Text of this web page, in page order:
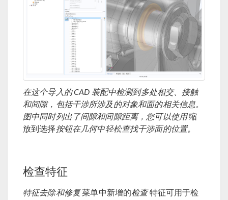
在这个导入的 CAD 装配中检测到多处相交、接触
和间隙，包括干涉所涉及的对象和面的相关信息。
图中同时列出了间隙和间隙距离，您可以使用缩
放到选择按钮在几何中轻松查找干涉面的位置。
检查特征
特征去除和修复菜单中新增的检查特征可用于检